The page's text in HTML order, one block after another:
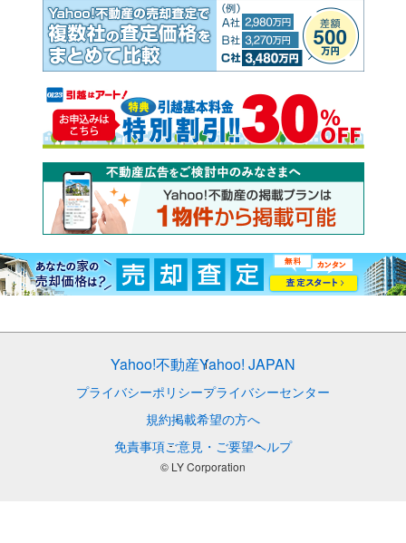
Yahoo!不動産Yahoo! JAPAN
プライバシーポリシープライバシーセンター
規約掲載希望の方へ
免責事項ご意見・ご要望ヘルプ
© LY Corporation